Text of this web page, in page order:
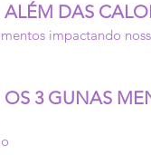
DAS
impactando
3 GUNAS